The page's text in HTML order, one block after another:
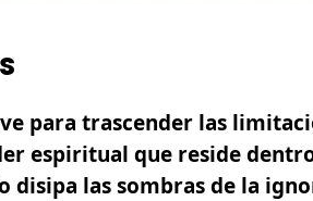
para trascender las
espiritual que reside
disipa las sombras de la